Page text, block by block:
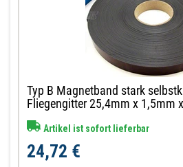
Typ B Magnetband stark
Fliegengitter 25,4mm x 1,5mm
Artikel ist sofort lieferbar
24,72 €